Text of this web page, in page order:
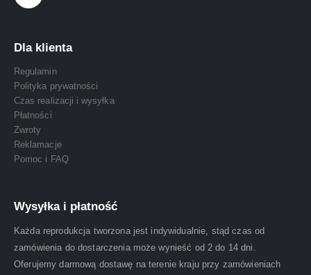
Dla klienta
Regulamin
Polityka prywatności
Czas realizacji i wysyłka
Płatności
Zwroty
Reklamacje
Pomoc i FAQ
Wysyłka i płatność
Każda reprodukcja tworzona jest indywidualnie, stąd czas od
zamówienia do dostarczenia może wynieść od 2 do 14 dni.
Oferujemy darmową dostawę na terenie kraju przy zamówieniach